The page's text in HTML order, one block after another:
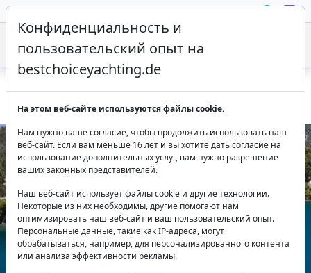
Катамаран Kimata 20,46м 4 каюты чартер Афины
Previous
Конфиденциальность и
пользовательский опыт на
bestchoiceyachting.de
На этом веб-сайте используются файлы cookie.
Нам нужно ваше согласие, чтобы продолжить использовать наш
веб-сайт. Если вам меньше 16 лет и вы хотите дать согласие на
использование дополнительных услуг, вам нужно разрешение
ваших законных представителей.
Наш веб-сайт использует файлы cookie и другие технологии.
Некоторые из них необходимы, другие помогают нам
оптимизировать наш веб-сайт и ваш пользовательский опыт.
Персональные данные, такие как IP-адреса, могут
обрабатываться, например, для персонализированного контента
или анализа эффективности рекламы.